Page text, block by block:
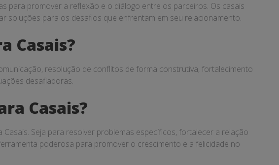
para promover a reflexão e o diálogo entre os parceiros. Os casais
para os desafios que enfrentam em seu relacionamento.
Casais?
resolução de conflitos de forma construtiva, fortalecimento
desafiadoras.
Casais?
Seja para resolver problemas específicos, fortalecer a relação
poderosa para promover o crescimento e a felicidade no